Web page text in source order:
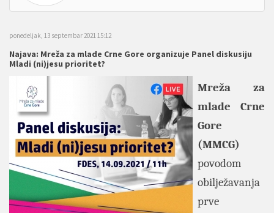
ponedeljak, 13 septembar 2021 15:12
Najava: Mreža za mlade Crne Gore organizuje Panel diskusiju
Mladi (ni)jesu prioritet?
Mreža za
mlade Crne
Gore
(MMCG)
povodom
obilježavanja
prve